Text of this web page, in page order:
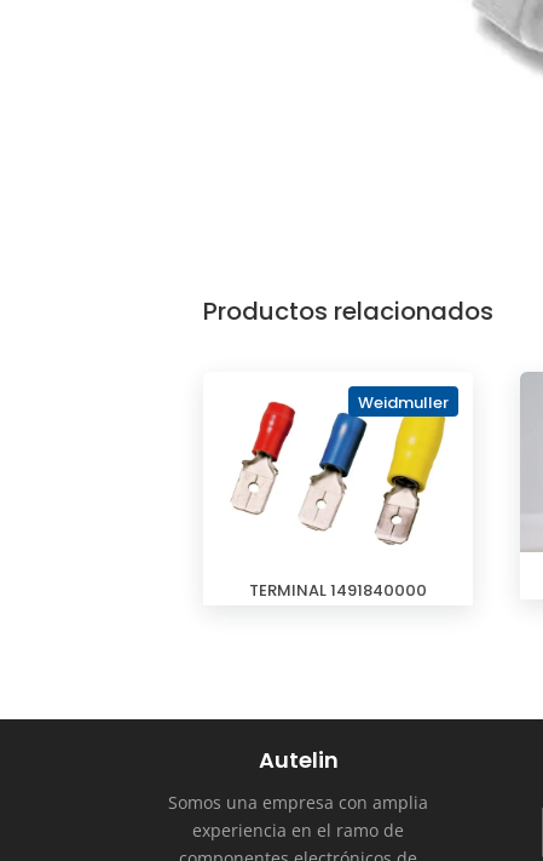
Productos relacionados
Weidmuller
TERMINAL 1491840000
Autelin
Somos una empresa con amplia
experiencia en el ramo de